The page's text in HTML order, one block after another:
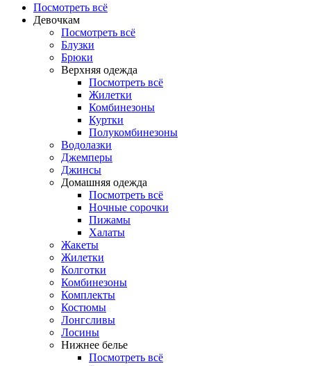
Посмотреть всё
Девочкам
Посмотреть всё
Блузки
Брюки
Верхняя одежда
Посмотреть всё
Жилетки
Комбинезоны
Куртки
Полукомбинезоны
Водолазки
Джемперы
Джинсы
Домашняя одежда
Посмотреть всё
Ночные сорочки
Пижамы
Халаты
Жакеты
Жилетки
Колготки
Комбинезоны
Комплекты
Костюмы
Лонгсливы
Лосины
Нижнее белье
Посмотреть всё